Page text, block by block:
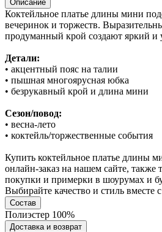
Описание
Коктейльное платье длины мини
вечеринок и торжеств.
продуманный крой создают яркий и
Детали:
• акцентный пояс на талии
• пышная многоярусная юбка
• безрукавный крой и длина мини
Сезон/повод:
• весна-лето
• коктейль/торжественные события
Купить коктейльное платье длины
онлайн-заказ на нашем сайте, также
покупки и примерки в шоурумах и
Выбирайте качество и стиль
Состав
Полиэстер 100%
Доставка и возврат